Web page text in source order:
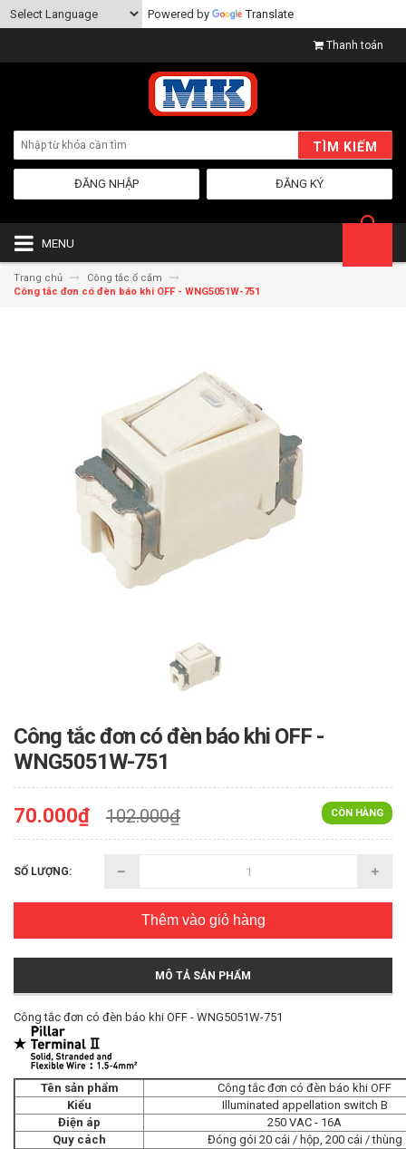
Powered by Translate
Thanh toán
TÌM KIẾM
ĐĂNG KÝ
ĐĂNG NHẬP
MENU
Trang chủ
Công tắc ổ cắm
Công tắc đơn có đèn báo khi OFF - WNG5051W-751
Công tắc đơn có đèn báo khi OFF -
WNG5051W-751
CÒN HÀNG
70.000₫ 102.000₫
SỐ LƯỢNG:
Thêm vào giỏ hàng
MÔ TẢ SẢN PHẨM
Công tắc đơn có đèn báo khi OFF - WNG5051W-751
Tên sản phẩm
Công tắc đơn có đèn báo khi OFF
Kiểu
Illuminated appellation switch B
Điện áp
250 VAC - 16A
Quy cách
Đóng gói 20 cái / hộp, 200 cái / thùng